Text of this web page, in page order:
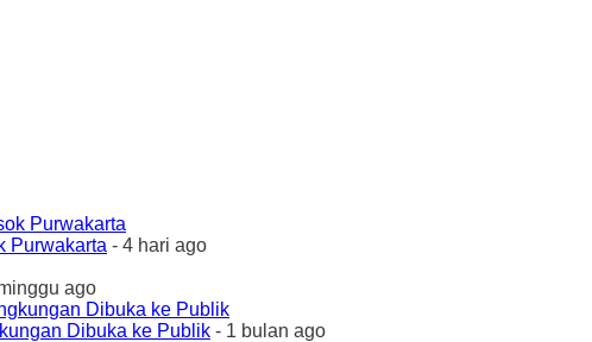
Purwakarta - 4 hari ago
ago
Dibuka ke Publik - 1 bulan ago